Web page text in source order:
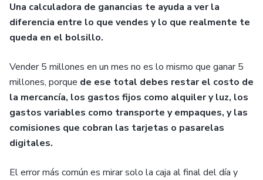
Una calculadora de ganancias te ayuda a ver la
diferencia entre lo que vendes y lo que realmente te
queda en el bolsillo.
Vender 5 millones en un mes no es lo mismo que ganar 5
millones, porque de ese total debes restar el costo de
la mercancía, los gastos fijos como alquiler y luz, los
gastos variables como transporte y empaques, y las
comisiones que cobran las tarjetas o pasarelas
digitales.
El error más común es mirar solo la caja al final del día y